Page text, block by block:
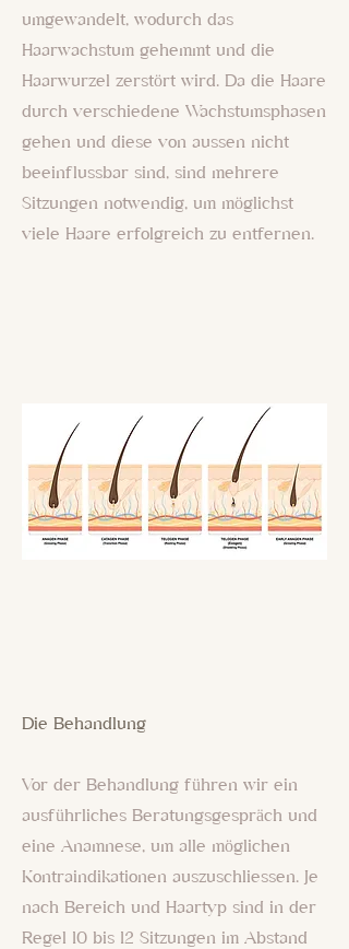
umgewandelt, wodurch das
Haarwachstum gehemmt und die
Haarwurzel zerstört wird. Da die Haare
durch verschiedene Wachstumsphasen
gehen und diese von aussen nicht
beeinflussbar sind, sind mehrere
Sitzungen notwendig, um möglichst
viele Haare erfolgreich zu entfernen.
Die Behandlung
Vor der Behandlung führen wir ein
ausführliches Beratungsgespräch und
eine Anamnese, um alle möglichen
Kontraindikationen auszuschliessen. Je
nach Bereich und Haartyp sind in der
Regel 10 bis 12 Sitzungen im Abstand